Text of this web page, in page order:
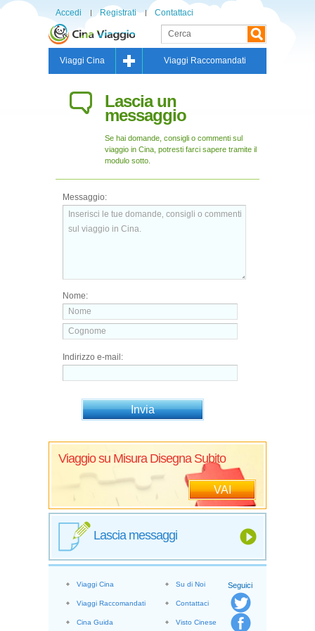
Accedi Registrati Contattaci
Viaggi Cina Viaggi Raccomandati
Lascia un
messaggio
Se hai domande, consigli o commenti sul
viaggio in Cina, potresti farci sapere tramite il
modulo sotto.
Messaggio:
Nome:
Indirizzo e-mail:
Viaggio su Misura Disegna Subito
VAI
Lascia messaggi
Seguici
Viaggi Cina
Viaggi Raccomandati
Cina Guida
Su di Noi
Contattaci
Visto Cinese